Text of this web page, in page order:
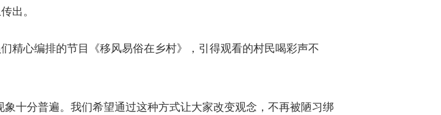
出。
心编排的节目《移风易俗在乡村》，引得观看的村民喝彩声不
十分普遍。我们希望通过这种方式让大家改变观念，不再被陋习绑